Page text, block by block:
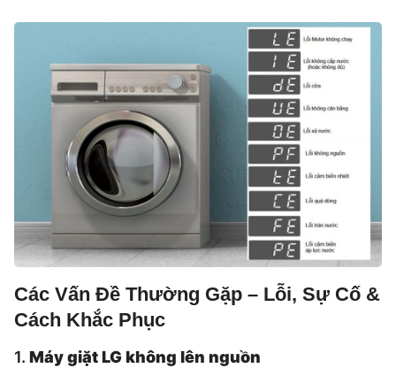
Các Vấn Đề Thường Gặp – Lỗi, Sự Cố &
Cách Khắc Phục
1. Máy giặt LG không lên nguồn